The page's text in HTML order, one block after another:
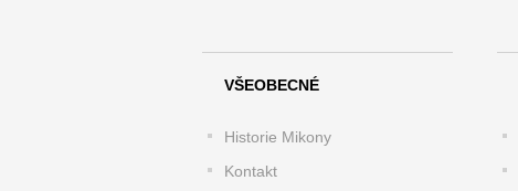
VŠEOBECNÉ
Historie Mikony
Kontakt